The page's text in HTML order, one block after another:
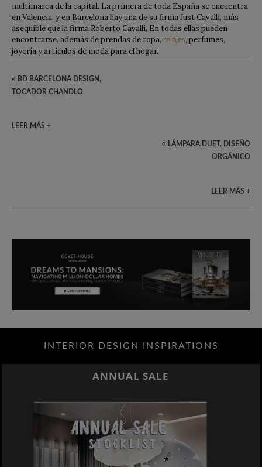
multimarca de la capital. La primera de toda España se encuentra
en Valencia, y en Barcelona hay una de su firma Just Cavalli, más
asequible que la firma Roberto Cavalli. En todas ellas pueden
encontrarse, además de prendas de ropa, relojes, perfumes,
joyería y artículos de moda para el hogar.
« BD BARCELONA DESIGN,
TOCADOR CHANDLO
LEER MÁS +
« LÁMPARA DUET, DISEÑO
ORGÁNICO
LEER MÁS +
INTERIOR DESIGN INSPIRATIONS
ANNUAL SALE